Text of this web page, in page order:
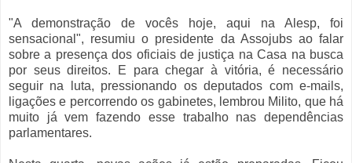
"A demonstração de vocês hoje, aqui na Alesp, foi
sensacional", resumiu o presidente da Assojubs ao falar
sobre a presença dos oficiais de justiça na Casa na busca
por seus direitos. E para chegar à vitória, é necessário
seguir na luta, pressionando os deputados com e-mails,
ligações e percorrendo os gabinetes, lembrou Milito, que há
muito já vem fazendo esse trabalho nas dependências
parlamentares.